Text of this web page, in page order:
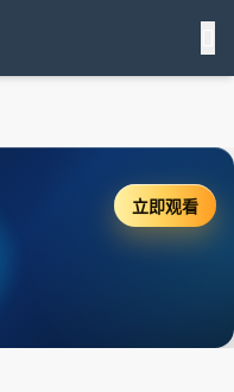
立即观看